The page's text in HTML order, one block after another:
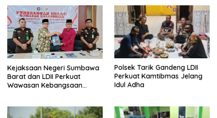
Kejaksaan Negeri Sumbawa
Barat dan LDII Perkuat
Wawasan Kebangsaan
Polsek Tarik Gandeng LDII
Perkuat Kamtibmas Jelang
Idul Adha